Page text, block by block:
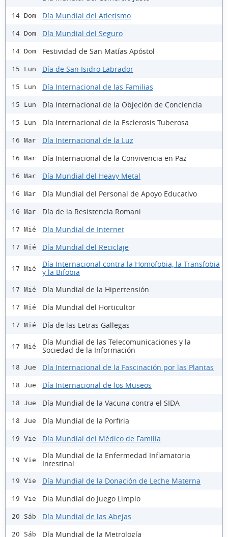
14 Dom Día Mundial del Atletismo
14 Dom Día Mundial del Seguro
14 Dom Festividad de San Matías Apóstol
15 Lun Día de San Isidro Labrador
15 Lun Día Internacional de las Familias
15 Lun Día Internacional de la Objeción de Conciencia
15 Lun Día Internacional de la Esclerosis Tuberosa
16 Mar Día Internacional de la Luz
16 Mar Día Internacional de la Convivencia en Paz
16 Mar Día Mundial del Heavy Metal
16 Mar Día Mundial del Personal de Apoyo Educativo
16 Mar Día de la Resistencia Romani
17 Mié Día Mundial de Internet
17 Mié Día Mundial del Reciclaje
17 Mié
Día Internacional contra la Homofobia, la Transfobia
y la Bifobia
17 Mié Día Mundial de la Hipertensión
17 Mié Día Mundial del Horticultor
17 Mié Día de las Letras Gallegas
17 Mié
Día Mundial de las Telecomunicaciones y la
Sociedad de la Información
18 Jue Día Internacional de la Fascinación por las Plantas
18 Jue Día Internacional de los Museos
18 Jue Día Mundial de la Vacuna contra el SIDA
18 Jue Día Mundial de la Porfiria
19 Vie Día Mundial del Médico de Familia
19 Vie
Día Mundial de la Enfermedad Inflamatoria
Intestinal
19 Vie Día Mundial de la Donación de Leche Materna
19 Vie Dia Mundial do Juego Limpio
20 Sáb Día Mundial de las Abejas
20 Sáb Día Mundial de la Metrología